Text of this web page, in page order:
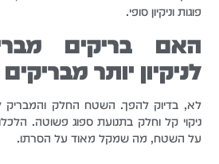
פוגות וניקיון סופי.
האם בריקים
לניקיון יותר
לא, בדיוק להפך. השטח החלק והמבריק
ניקוי קל וחלק בתנועת ספוג פשוטה.
על השטח, מה שמקל מאוד על הסרתו.